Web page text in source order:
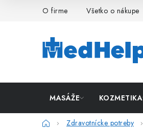
O firme Všetko o nákupe
MASÁŽE KOZMETIKA
DomovZdravotnícke potreby